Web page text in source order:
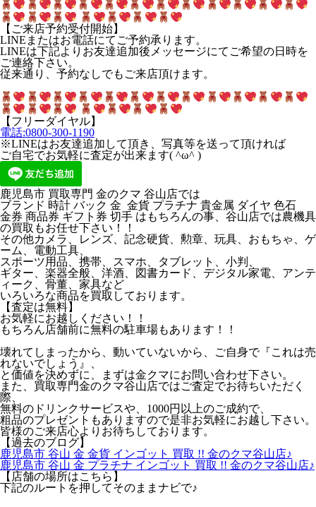
【ご来店予約受付開始】
LINEまたはお電話にてご予約承ります。
LINEは下記よりお友達追加後メッセージにてご希望の日時を
ご連絡下さい。
従来通り、予約なしでもご来店頂けます。
【フリーダイヤル】
電話:0800-300-1190
※LINEはお友達追加して頂き、写真等を送って頂ければ
ご自宅でお気軽に査定が出来ます( ^ω^ )
鹿児島市 買取専門 金のクマ 谷山店では
ブランド 時計 バック 金 金貨 プラチナ 貴金属 ダイヤ 色石
金券 商品券 ギフト券 切手 はもちろんの事、谷山店では農機具
の買取もお任せ下さい！！
その他カメラ、レンズ、記念硬貨、勲章、玩具、おもちゃ、ゲ
ーム、電動工具、
スポーツ用品、携帯、スマホ、タブレット、小判、
ギター、楽器全般、洋酒、図書カード、デジタル家電、アンテ
ィーク、骨董、家具など
いろいろな商品を買取しております。
【査定は無料】
お気軽にお越しください！！
もちろん店舗前に無料の駐車場もあります！！
壊れてしまったから、動いていないから、ご自身で『これは売
れないでしょう』、
と価値を決めずに、まずは金クマにお問い合わせ下さい。
また、買取専門金のクマ谷山店ではご査定でお待ちいただく
際、
無料のドリンクサービスや、1000円以上のご成約で、
粗品のプレゼントもありますので是非お気軽にお越し下さい。
皆様のご来店心よりお待ちしております。
【過去のブログ】
鹿児島市 谷山 金 金貨 インゴット 買取 !! 金のクマ谷山店♪
鹿児島市 谷山 金 プラチナ インゴット 買取 !! 金のクマ谷山店♪
【店舗の場所はこちら】
下記のルートを押してそのままナビで♪